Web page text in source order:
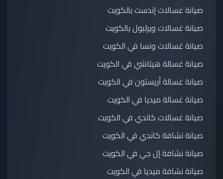
صيانة غسالات إندست بالكويت
صيانة غسالات ويرلبول بالكويت
صيانة غسالات ونسا في الكويت
صيانة غسالة هيتاشي في الكويت
صيانة غسالة أريستون في الكويت
صيانة غسالة ميديا في الكويت
صيانة غسالات كاندي في الكويت
صيانة نشافة كاندي في الكويت
صيانة نشافة إل جي في الكويت
صيانة نشافة ميديا في الكويت